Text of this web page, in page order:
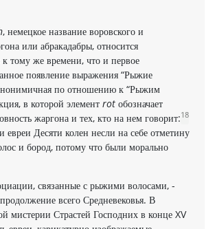
, немецкое название воровского и
или абракадабры, относится
тому же времени, что и первое
появление выражения “Рыжие
по отношению к “Рыжим
в которой элемент rot обозначает
жаргона и тех, кто на нем говорит:18
Десяти колен несли на себе отметину
и бород, потому что были морально
связанные с рыжими волосами,
всего Средневековья. В
мистерии Страстей Господних в конце XV